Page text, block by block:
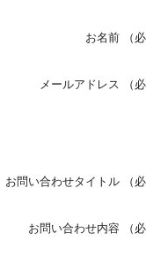
お名前 （
メールアドレス （
お問い合わせタイトル （
お問い合わせ内容 （